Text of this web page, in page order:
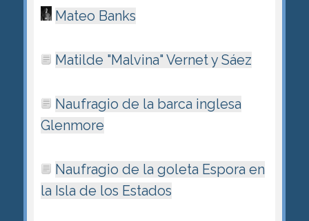
Mateo Banks
Matilde "Malvina" Vernet y Sáez
Naufragio de la barca inglesa
Glenmore
Naufragio de la goleta Espora en
la Isla de los Estados